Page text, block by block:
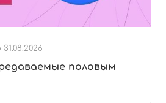
половым